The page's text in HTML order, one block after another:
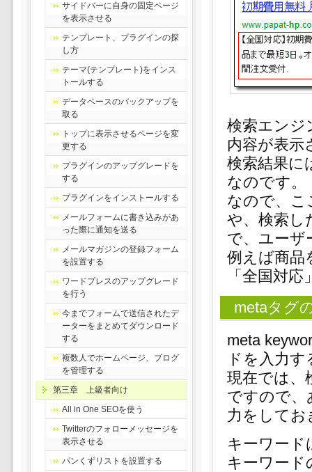
検索エンジ
内容が表示
検索結果に
なのです。
なので、こ
や、検索し
で、ユーザ
例えば商品
「全国対
metaタグ
meta
ドを入力
現在では、
ですので、
力をして
キーワード
キーワード
サイドバーに自身の固定ページ
を表示させる
テンプレート、プラグインの探
し方
テーマ(テンプレート)をインス
トールする
データベースのバックアップを
取る
トップに表示させるページを変
更する
プラグインのアップグレードを
する
プラグインをインストールする
メールフォームに書き込みがあ
った際に通知を送る
メールマガジンの登録フォーム
を設置する
ワードプレスのアップグレード
を行う
今までフォームで送信されたデ
ーターをまとめてダウンロード
する
複数人でホームページ、ブログ
を管理する
第三章 上級者向け
All in One SEOを使う
Twitterのフォローメッセージを
表示させる
パンくずリストを設置する